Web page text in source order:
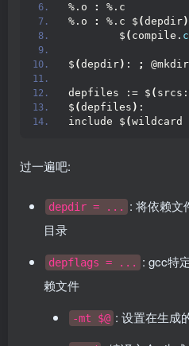
%.o :
%.c
%.o
: %.c $ (depdir)
        $
( compile. c
$ (depdir) : ;
depfiles := $ (
$ (depfiles ) :
include $ (wildcard
过一遍吧:
depdir = ... : 将依赖文
目录
depflags = ...
: gcc特
赖文件
-mt $@ : 设置在生成